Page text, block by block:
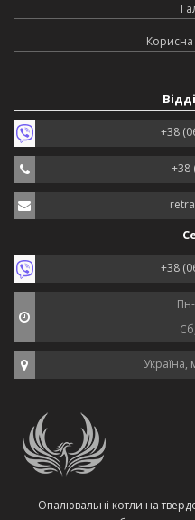
Корисна
+38
+38
+38
Україна,
Опалювальні котли на